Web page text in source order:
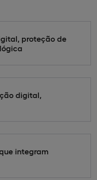
proteção de
digital,
integram